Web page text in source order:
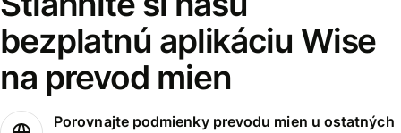
bezplatnú aplikáciu Wise
na prevod mien
Porovnajte podmienky prevodu mien u ostatných